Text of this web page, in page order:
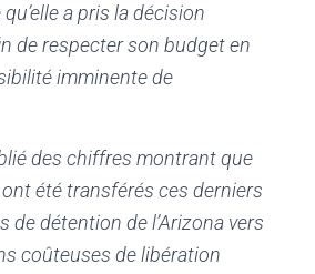
qu’elle a pris la décision
de respecter son budget en
imminente de
des chiffres montrant que
été transférés ces derniers
de détention de l’Arizona vers
coûteuses de libération